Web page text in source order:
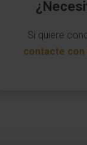
Si quiere
contacte con